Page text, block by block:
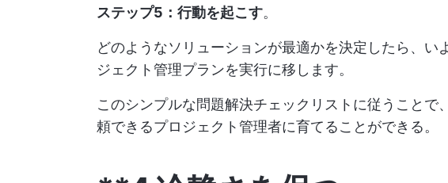
ステップ5：行動を起こす。
どのようなソリューションが最適かを決定したら、い
ジェクト管理プランを実行に移します。
このシンプルな問題解決チェックリストに従うことで
頼できるプロジェクト管理者に育てることができる。